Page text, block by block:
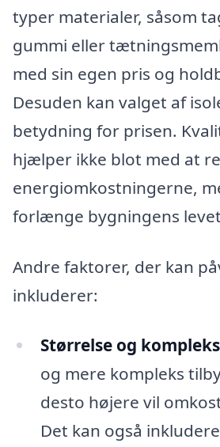
typer materialer, såsom
gummi eller
med sin egen pris og
Desuden kan valget af
betydning for prisen.
hjælper ikke blot med at
energiomkostningerne,
forlænge bygningens
Andre faktorer, der kan
inkluderer:
Størrelse og
og mere kompleks
desto højere vil
Det kan også